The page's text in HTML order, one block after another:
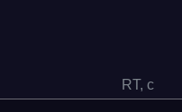
RT, c